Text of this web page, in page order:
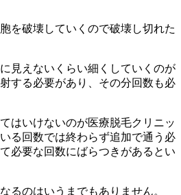
を破壊していくので破壊し切れた
見えないくらい細くしていくのが
する必要があり、その分回数も必
はいけないのが医療脱毛クリニッ
る回数では終わらず追加で通う必
必要な回数にばらつきがある とい
るのはいうまでもありません。